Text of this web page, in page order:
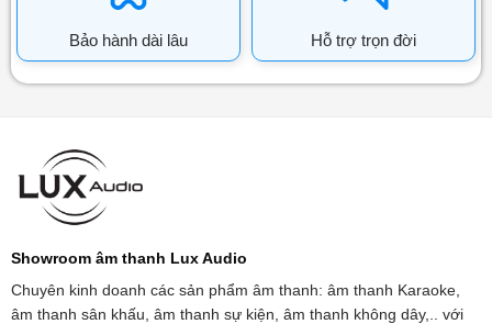
Bảo hành dài lâu Hỗ trợ trọn đời
Showroom âm thanh Lux Audio
Chuyên kinh doanh các sản phẩm âm thanh: âm thanh Karaoke,
âm thanh sân khấu, âm thanh sự kiện, âm thanh không dây,.. với